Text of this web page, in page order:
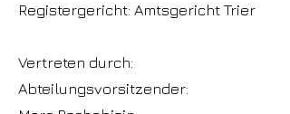
Registergericht: Amtsgericht Trier
Vertreten durch:
Abteilungsvorsitzender: